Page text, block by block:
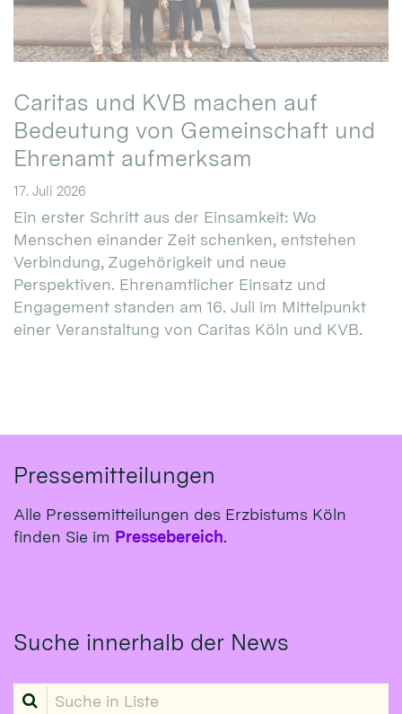
Caritas und KVB machen auf
Bedeutung von Gemeinschaft und
Ehrenamt aufmerksam
17. Juli 2026
Ein erster Schritt aus der Einsamkeit: Wo
Menschen einander Zeit schenken, entstehen
Verbindung, Zugehörigkeit und neue
Perspektiven. Ehrenamtlicher Einsatz und
Engagement standen am 16. Juli im Mittelpunkt
einer Veranstaltung von Caritas Köln und KVB.
Pressemitteilungen
Alle Pressemitteilungen des Erzbistums Köln
finden Sie im Pressebereich.
Suche innerhalb der News
Suche in Liste